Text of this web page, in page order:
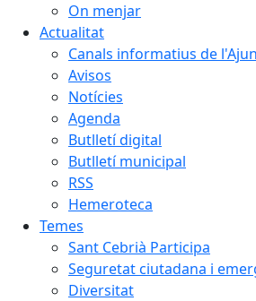
On menjar
Actualitat
Canals informatius de
Avisos
Notícies
Agenda
Butlletí digital
Butlletí municipal
RSS
Hemeroteca
Temes
Sant Cebrià Participa
Seguretat ciutadana i
Diversitat